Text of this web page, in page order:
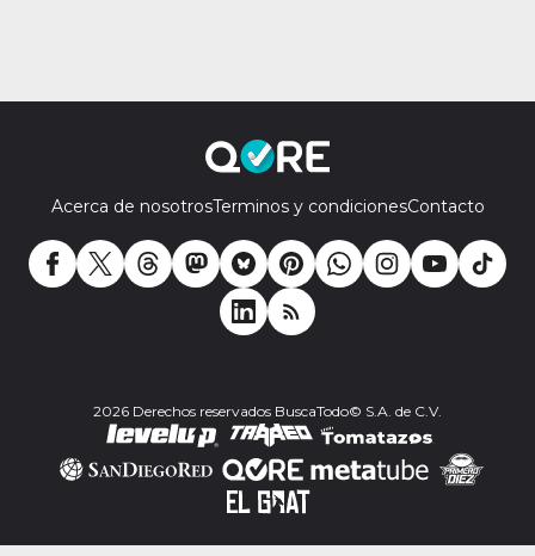
Acerca de nosotrosTerminos y condicionesContacto
2026 Derechos reservados BuscaTodo© S.A. de C.V.